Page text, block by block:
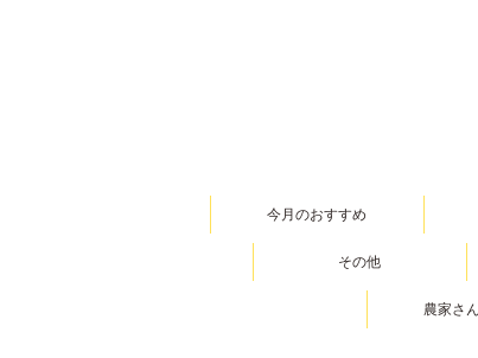
今月のおすすめ
その他
農家さ